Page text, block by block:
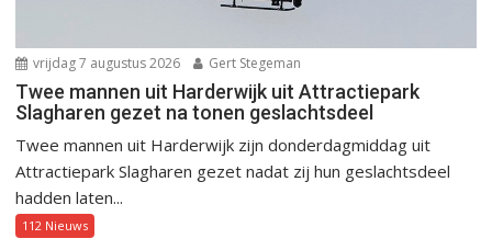
vrijdag 7 augustus 2026 Gert Stegeman
Twee mannen uit Harderwijk uit Attractiepark
Slagharen gezet na tonen geslachtsdeel
Twee mannen uit Harderwijk zijn donderdagmiddag uit
Attractiepark Slagharen gezet nadat zij hun geslachtsdeel
hadden laten...
112 Nieuws